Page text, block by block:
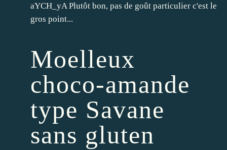
aYCH_yA Plutôt bon, pas de goût particulier c'est le
gros point...
Moelleux
choco-amande
type Savane
sans gluten